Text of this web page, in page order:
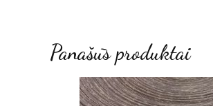
Panašūs produktai